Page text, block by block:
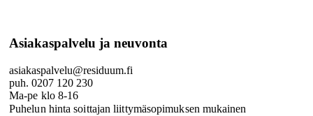
Asiakaspalvelu ja neuvonta
asiakaspalvelu@residuum.fi
puh. 0207 120 230
Ma-pe klo 8-16
Puhelun hinta soittajan liittymäsopimuksen mukainen